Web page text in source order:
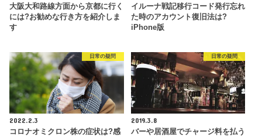
大阪大和路線方面から京都に行く
には?お勧めな行き方を紹介しま
す
イルーナ戦記移行コード発行忘れ
た時のアカウント復旧法は?
iPhone版
日常の疑問
2022.2.3
コロナオミクロン株の症状は?感
日常の疑問
2019.3.8
バーや居酒屋でチャージ料を払う